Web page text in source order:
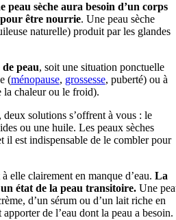
peau sèche aura besoin d’un corps
pour être nourrie. Une peau sèche
naturelle) produit par les glandes
peau, soit une situation ponctuelle
(ménopause, grossesse, puberté) ou à
la chaleur ou le froid).
solutions s’offrent à vous : le
ou une huile. Les peaux sèches
il est indispensable de le combler pour
elle clairement en manque d’eau. La
état de la peau transitoire. Une
d’un sérum ou d’un lait riche en
de l’eau dont la peau a besoin.